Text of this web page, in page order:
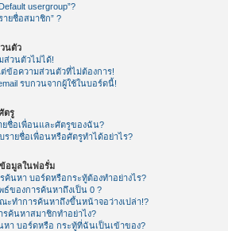
usergroup”?
ายชื่อสมาชิก” ?
นตัว
ส่วนตัวไม่ได้!
ข้อความส่วนตัวที่ไม่ต้องการ!
รบกวนจากผู้ใช้ในบอร์ดนี้!
ตรู
ยชื่อเพื่อนและศัตรูของฉัน?
รายชื่อเพื่อนหรือศัตรูทำได้อย่าไร?
อมูลในฟอรั่ม
ค้นหา บอร์ดหรือกระทู้ต้องทำอย่างไร?
ธ์ของการค้นหาถึงเป็น 0 ?
ะทำการค้นหาถึงขึ้นหน้าจอว่างเปล่า!?
รค้นหาสมาชิกทำอย่าไง?
หา บอร์ดหรือ กระทู้ที่ฉันเป็นเข้าของ?